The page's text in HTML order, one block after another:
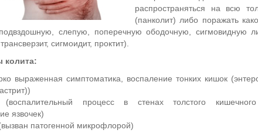
распространяться на всю
(панколит) либо поражать
слепую, поперечную ободочную, сигмовидную
сигмоидит, проктит).
колита:
выраженная симптоматика, воспаление тонких кишок
(воспалительный процесс в стенах толстого кишечного
язвочек)
патогенной микрофлорой)